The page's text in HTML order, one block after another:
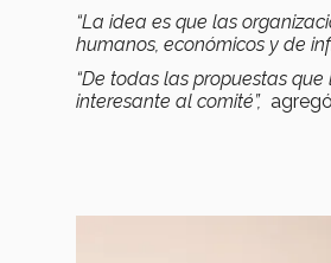
“La idea es que las
humanos, económicos y de
“De todas las propuestas
interesante al comité”,